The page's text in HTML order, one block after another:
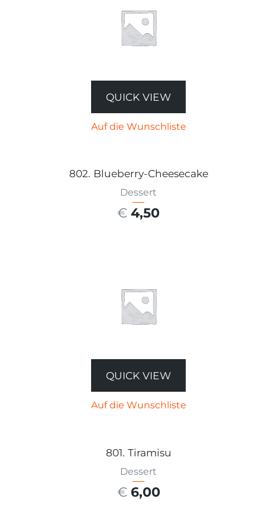
QUICK VIEW
Auf die Wunschliste
802. Blueberry-Cheesecake
Dessert
€ 4,50
QUICK VIEW
Auf die Wunschliste
801. Tiramisu
Dessert
€ 6,00